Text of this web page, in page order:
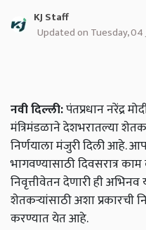
KJ Staff
Updated on Tuesday, 04
नवी दिल्ली:पंतप्रधान नरेंद्र
मंत्रिमंडळाने देशभरातल्या
निर्णयाला मंजुरी दिली आहे.
भागवण्यासाठी दिवसरात्र
निवृत्तीवेतन देणारी ही अभिनव
शेतकऱ्यांसाठी अशा प्रकारची
करण्यात येत आहे.